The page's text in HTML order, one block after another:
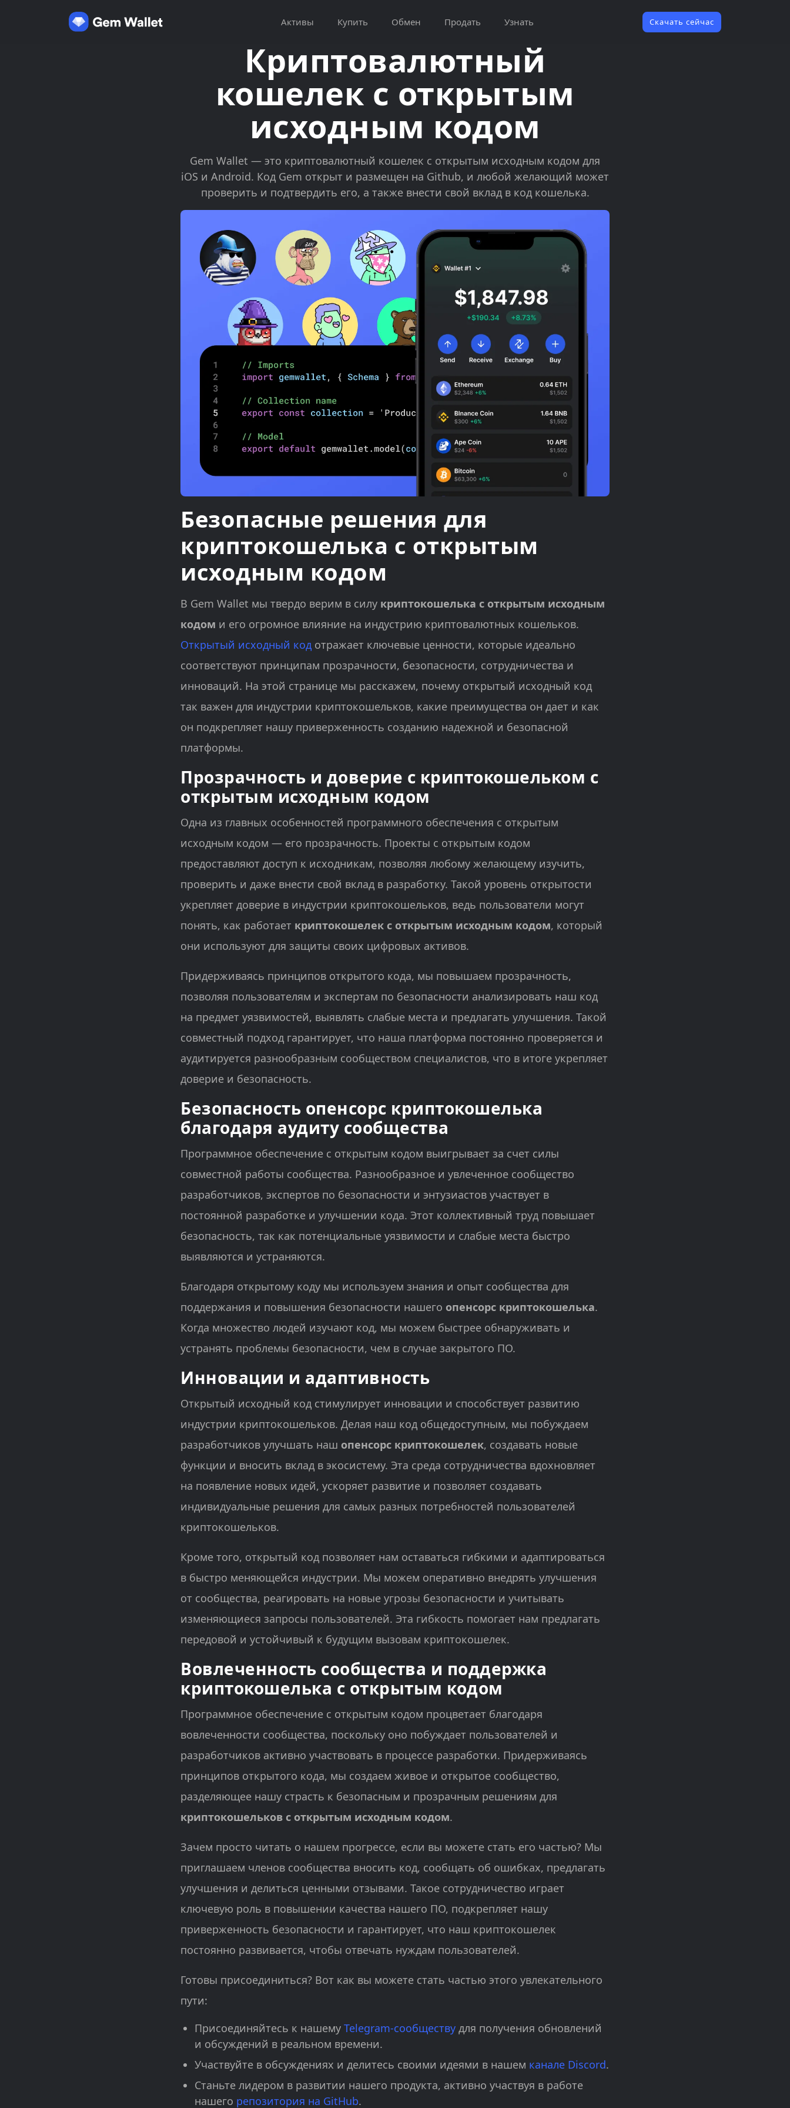
Активы Купить Обмен Продать Узнать Скачать сейчас
Криптовалютный
кошелек с открытым
исходным кодом
Gem Wallet — это криптовалютный кошелек с открытым исходным кодом для
iOS и Android. Код Gem открыт и размещен на Github, и любой желающий может
проверить и подтвердить его, а также внести свой вклад в код кошелька.
Безопасные решения для
криптокошелька с открытым
исходным кодом
В Gem Wallet мы твердо верим в силу криптокошелька с открытым исходным
кодом и его огромное влияние на индустрию криптовалютных кошельков.
Открытый исходный код отражает ключевые ценности, которые идеально
соответствуют принципам прозрачности, безопасности, сотрудничества и
инноваций. На этой странице мы расскажем, почему открытый исходный код
так важен для индустрии криптокошельков, какие преимущества он дает и как
он подкрепляет нашу приверженность созданию надежной и безопасной
платформы.
Прозрачность и доверие с криптокошельком с
открытым исходным кодом
Одна из главных особенностей программного обеспечения с открытым
исходным кодом — его прозрачность. Проекты с открытым кодом
предоставляют доступ к исходникам, позволяя любому желающему изучить,
проверить и даже внести свой вклад в разработку. Такой уровень открытости
укрепляет доверие в индустрии криптокошельков, ведь пользователи могут
понять, как работает криптокошелек с открытым исходным кодом, который
они используют для защиты своих цифровых активов.
Придерживаясь принципов открытого кода, мы повышаем прозрачность,
позволяя пользователям и экспертам по безопасности анализировать наш код
на предмет уязвимостей, выявлять слабые места и предлагать улучшения. Такой
совместный подход гарантирует, что наша платформа постоянно проверяется и
аудитируется разнообразным сообществом специалистов, что в итоге укрепляет
доверие и безопасность.
Безопасность опенсорс криптокошелька
благодаря аудиту сообщества
Программное обеспечение с открытым кодом выигрывает за счет силы
совместной работы сообщества. Разнообразное и увлеченное сообщество
разработчиков, экспертов по безопасности и энтузиастов участвует в
постоянной разработке и улучшении кода. Этот коллективный труд повышает
безопасность, так как потенциальные уязвимости и слабые места быстро
выявляются и устраняются.
Благодаря открытому коду мы используем знания и опыт сообщества для
поддержания и повышения безопасности нашего опенсорс криптокошелька.
Когда множество людей изучают код, мы можем быстрее обнаруживать и
устранять проблемы безопасности, чем в случае закрытого ПО.
Инновации и адаптивность
Открытый исходный код стимулирует инновации и способствует развитию
индустрии криптокошельков. Делая наш код общедоступным, мы побуждаем
разработчиков улучшать наш опенсорс криптокошелек, создавать новые
функции и вносить вклад в экосистему. Эта среда сотрудничества вдохновляет
на появление новых идей, ускоряет развитие и позволяет создавать
индивидуальные решения для самых разных потребностей пользователей
криптокошельков.
Кроме того, открытый код позволяет нам оставаться гибкими и адаптироваться
в быстро меняющейся индустрии. Мы можем оперативно внедрять улучшения
от сообщества, реагировать на новые угрозы безопасности и учитывать
изменяющиеся запросы пользователей. Эта гибкость помогает нам предлагать
передовой и устойчивый к будущим вызовам криптокошелек.
Вовлеченность сообщества и поддержка
криптокошелька с открытым кодом
Программное обеспечение с открытым кодом процветает благодаря
вовлеченности сообщества, поскольку оно побуждает пользователей и
разработчиков активно участвовать в процессе разработки. Придерживаясь
принципов открытого кода, мы создаем живое и открытое сообщество,
разделяющее нашу страсть к безопасным и прозрачным решениям для
криптокошельков с открытым исходным кодом.
Зачем просто читать о нашем прогрессе, если вы можете стать его частью? Мы
приглашаем членов сообщества вносить код, сообщать об ошибках, предлагать
улучшения и делиться ценными отзывами. Такое сотрудничество играет
ключевую роль в повышении качества нашего ПО, подкрепляет нашу
приверженность безопасности и гарантирует, что наш криптокошелек
постоянно развивается, чтобы отвечать нуждам пользователей.
Готовы присоединиться? Вот как вы можете стать частью этого увлекательного
пути:
Присоединяйтесь к нашему Telegram-сообществу для получения обновлений
и обсуждений в реальном времени.
Участвуйте в обсуждениях и делитесь своими идеями в нашем канале Discord.
Станьте лидером в развитии нашего продукта, активно участвуя в работе
нашего репозитория на GitHub.